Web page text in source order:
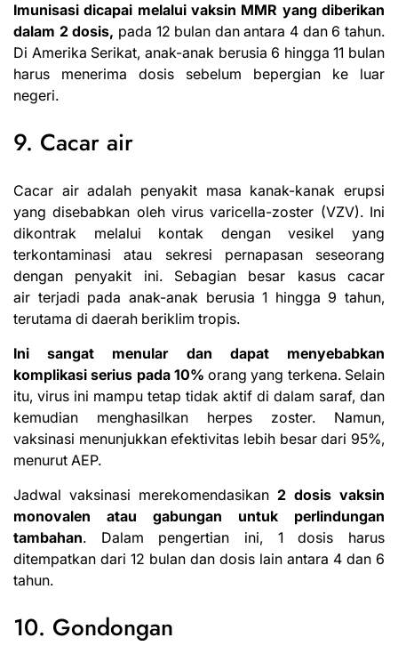
Imunisasi dicapai melalui vaksin MMR yang diberikan
dalam 2 dosis, pada 12 bulan dan antara 4 dan 6 tahun.
Di Amerika Serikat, anak-anak berusia 6 hingga 11 bulan
harus menerima dosis sebelum bepergian ke luar
negeri.
9. Cacar air
Cacar air adalah penyakit masa kanak-kanak erupsi
yang disebabkan oleh virus varicella-zoster (VZV). Ini
dikontrak melalui kontak dengan vesikel yang
terkontaminasi atau sekresi pernapasan seseorang
dengan penyakit ini. Sebagian besar kasus cacar
air terjadi pada anak-anak berusia 1 hingga 9 tahun,
terutama di daerah beriklim tropis.
Ini sangat menular dan dapat menyebabkan
komplikasi serius pada 10% orang yang terkena. Selain
itu, virus ini mampu tetap tidak aktif di dalam saraf, dan
kemudian menghasilkan herpes zoster. Namun,
vaksinasi menunjukkan efektivitas lebih besar dari 95%,
menurut AEP.
Jadwal vaksinasi merekomendasikan 2 dosis vaksin
monovalen atau gabungan untuk perlindungan
tambahan. Dalam pengertian ini, 1 dosis harus
ditempatkan dari 12 bulan dan dosis lain antara 4 dan 6
tahun.
10. Gondongan